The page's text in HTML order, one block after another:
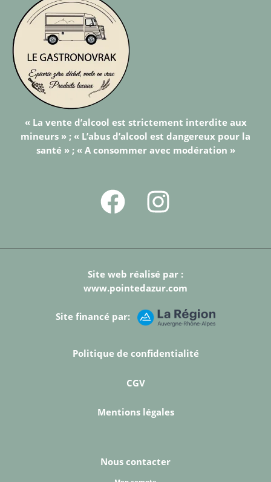
« La vente d’alcool est strictement interdite aux
mineurs » ; « L’abus d’alcool est dangereux pour la
santé » ; « A consommer avec modération »
Site web réalisé par :
www.pointedazur.com
Site financé par:
Politique de confidentialité
CGV
Mentions légales
Nous contacter